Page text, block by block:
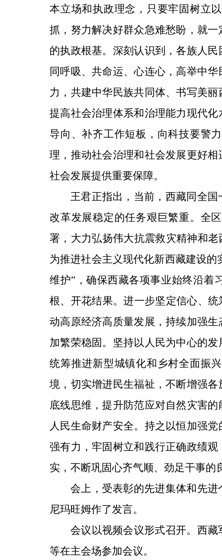
本立场和执政理念，只要牢固树立
抓，努力解决好群众急难愁盼，就
的执政根基。深刻认识到，各族人
同呼吸、共命运、心连心，高举中
力，共建中华民族共同体、书写美
提高社会治理体系和治理能力现代
导向、补齐工作短板，向科技要警
理，推动社会治理和社会发展更好
社会发展提供重要保障。
王君正指出，当前，西藏同全
改革发展稳定的任务艰巨繁重。全
署，大力弘扬伟大抗震救灾精神和
为推进社会主义现代化新西藏建设
维护”，确保西藏各项事业始终沿着
根、开花结果。进一步坚定信心、
动高原经济高质量发展，持续加强
加繁荣稳固。坚持以人民为中心的
统筹推进新型城镇化和乡村全面振
境，切实增进民生福祉，不断增强
底线思维，提升防范应对自然灾害
人民生命财产安全。持之以恒加强
强有力，牢固树立和践行正确政绩
实，不断巩固心齐气顺、劲足干事的
会上，受表彰的先进集体和先
尼玛旺姆作了发言。
会议以视频会议形式召开。西
等在主会场参加会议。